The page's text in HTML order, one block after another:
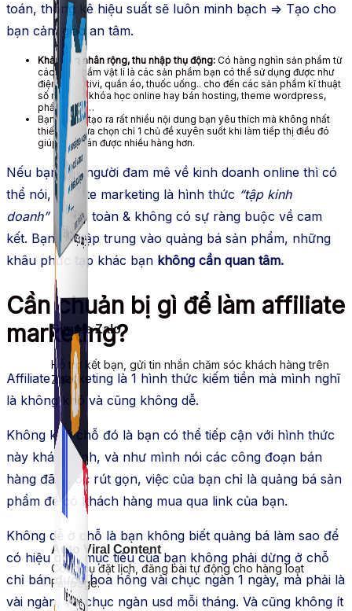
Auto Viral Content
Công cụ đặt lịch, đăng bài tự động cho hàng loạt
Fanpage.
Simple Zalo
Hỗ trợ kết bạn, gửi tin nhắn chăm sóc khách hàng trên
Zalo.
toán, thống kê hiệu suất sẽ luôn minh bạch => Tạo cho
bạn cảm giác an tâm.
Khả năng nhân rộng, thu nhập thụ động: Có hàng nghìn sản phẩm từ
các sản phẩm vật lí là các sản phẩm bạn có thể sử dụng được như
điện thoại, tivi, quần áo, thuốc uống.. cho đến các sản phẩm kĩ thuật
số như các khóa học online hay bán hosting, theme wordpress,
phần mềm…
Bạn có thể tạo ra rất nhiều nội dung bạn yêu thích mà không nhất
thiết phải lựa chọn chỉ 1 chủ đề xuyên suốt khi làm tiếp thị điều đó
giúp bạn bán được nhiều hàng hơn.
Nếu bạn là 1 người đam mê về kinh doanh online thì có
thể nói, affiliate marketing là hình thức “tập kinh
doanh”rất an toàn & không có sự ràng buộc về cam
kết. Bạn chỉ tập trung vào quảng bá sản phẩm, những
khâu phức tạp khác bạn không cần quan tâm.
Cần chuản bị gì để làm affiliate
marketing?
Affiliate marketing là 1 hình thức kiếm tiền mà mình nghĩ
là không khó và cũng không dễ.
Không khó chỗ đó là bạn có thể tiếp cận với hình thức
này khá nhanh, và như mình nói các công đoạn bán
hàng đã được rút gọn, việc của bạn chỉ là quảng bá sản
phẩm để có khách hàng mua qua link của bạn.
Không dễ ở chỗ là bạn không biết quảng bá làm sao để
có hiệu quả, mục tiêu của bạn không phải dừng ở chỗ
chỉ bán được hoa hồng vài chục ngàn 1 ngày, mà phải là
vài ngàn, vài chục ngàn usd mỗi tháng. Và cũng không ít